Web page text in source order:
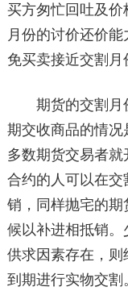
买方匆忙回吐及价
月份的讨价还价
免买卖接近交割月
期货的交割月份
期交收商品的情
多数期货交易者
合约的人可以在
销，同样抛宅的
候以补进相抵销
供求因素存在，
到期进行实物交割